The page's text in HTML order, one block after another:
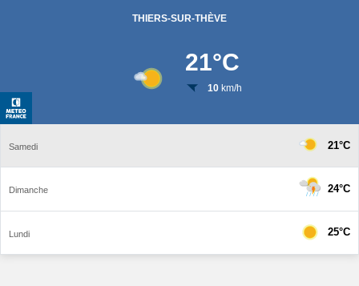
THIERS-SUR-THÈVE
21°C
10km/h
Samedi 21°C
Dimanche 24°C
Lundi 25°C